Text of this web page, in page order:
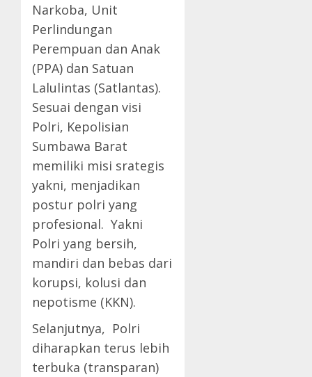
Narkoba, Unit
Perlindungan
Perempuan dan Anak
(PPA) dan Satuan
Lalulintas (Satlantas).
Sesuai dengan visi
Polri, Kepolisian
Sumbawa Barat
memiliki misi srategis
yakni, menjadikan
postur polri yang
profesional. Yakni
Polri yang bersih,
mandiri dan bebas dari
korupsi, kolusi dan
nepotisme (KKN).
Selanjutnya, Polri
diharapkan terus lebih
terbuka (transparan)